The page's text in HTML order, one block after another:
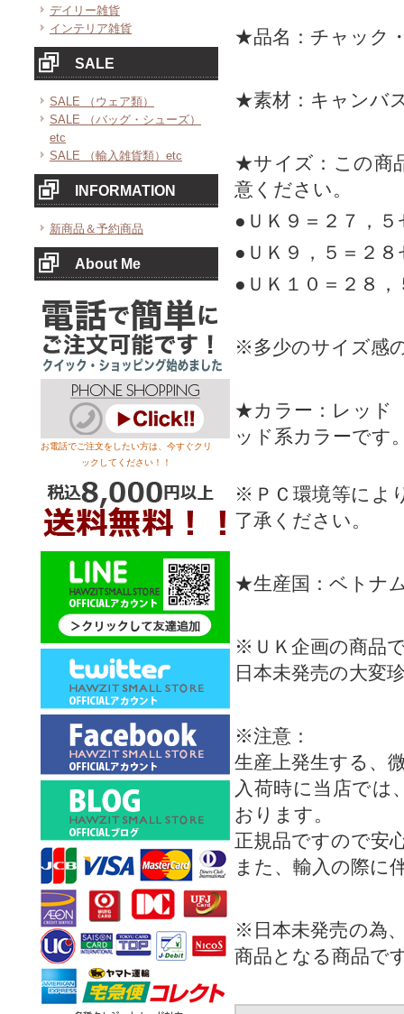
デイリー雑貨
インテリア雑貨
SALE
SALE （ウェア類）
SALE （バッグ・シューズ）
etc
SALE （輸入雑貨類）etc
INFORMATION
新商品＆予約商品
About Me
お電話でご注文をしたい方は、今すぐクリ
ックしてください！！
★品名：チャック
★素材：キャンバ
★サイズ：この商
意ください。
●ＵＫ９＝２７，
●ＵＫ９，５＝２
●ＵＫ１０＝２８
※多少のサイズ感
★カラー：レッド
ッド系カラーです
※ＰＣ環境等によ
了承ください。
★生産国：ベトナ
※ＵＫ企画の商品
日本未発売の大変
※注意：
生産上発生する、
入荷時に当店では
おります。
正規品ですので安
また、輸入の際に
※日本未発売の為
商品となる商品で